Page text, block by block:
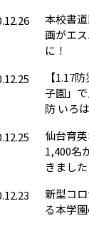
本校書
画がエ
に！
【1.17
子園」
防 いろ
仙台育
1,400名
きました
新型コ
る本学園